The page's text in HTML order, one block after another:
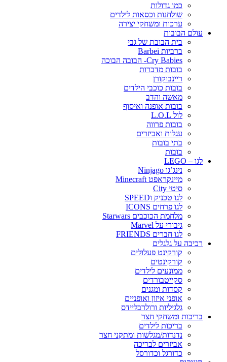
כמו גדולות
שולחנות וכסאות לילדים
ערכות ומשחקי יצירה
עולם הבובות
בית הבובת של גבי
ברביות Barbei
Cry Babies- הבובה הבוכה
בובות מדברות
ריינבוקורן
בובות כוכבי הילדים
מאשה והדב
בובות אופנה ואיסוף
לול L.O.L
בובות פרווה
עגלות ואביזרים
בתי בובות
בובות
לגו – LEGO
נינג’גו Ninjago
מיינקראפט Minecraft
סיטי City
לגו טכניק וSPEED
לגו פרחים ICONS
מלחמת הכוכבים Starwars
גיבורי על Marvel
לגו חברים FRIENDS
רכיבה על גלגלים
קורקינט פעלולים
קורקינטים
ממונעים לילדים
סקייטבורדים
קסדות ומגנים
אופני איזון ואופניים
גלגיליות ורולרבליידס
בריכות ומשחקי חצר
בריכות לילדים
נדנדות/מגלשות ומתקני חצר
אביזרים לבריכה
כדורגל וכדורסל